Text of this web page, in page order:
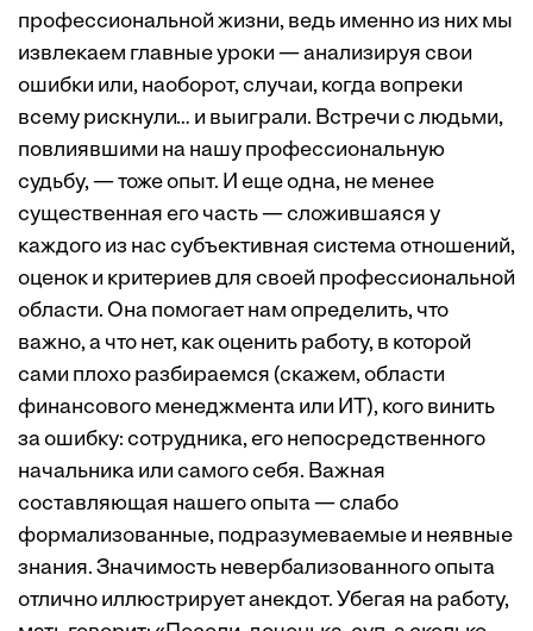
профессиональной жизни, ведь именно из них мы
извлекаем главные уроки — анализируя свои
ошибки или, наоборот, случаи, когда вопреки
всему рискнули… и выиграли. Встречи с людьми,
повлиявшими на нашу профессиональную
судьбу, — тоже опыт. И еще одна, не менее
существенная его часть — сложившаяся у
каждого из нас субъективная система отношений,
оценок и критериев для своей профессиональной
области. Она помогает нам определить, что
важно, а что нет, как оценить работу, в которой
сами плохо разбираемся (скажем, области
финансового менеджмента или ИТ), кого винить
за ошибку: сотрудника, его непосредственного
начальника или самого себя. Важная
составляющая нашего опыта — слабо
формализованные, подразумеваемые и неявные
знания. Значимость невербализованного опыта
отлично иллюстрирует анекдот. Убегая на работу,